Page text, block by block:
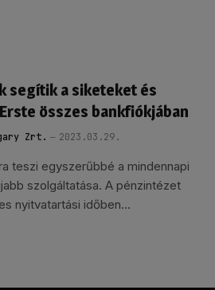
segítik a siketeket és
összes bankfiókjában
Zrt. 2023.03.29.
teszi egyszerűbbé a mindennapi
szolgáltatása. A pénzintézet
nyitvatartási időben…